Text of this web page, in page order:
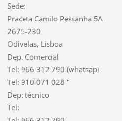
Sede:
Praceta Camilo Pessanha 5A
2675-230
Odivelas, Lisboa
Dep. Comercial
Tel: 966 312 790 (whatsap)
Tel: 910 071 028 "
Dep: técnico
Tel: